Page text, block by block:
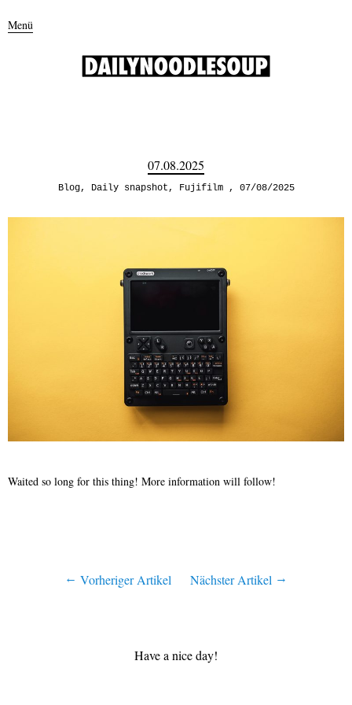
Menü
07.08.2025
Blog, Daily snapshot, Fujifilm 07/08/2025
Waited so long for this thing! More information will follow!
Vorheriger Artikel Nächster Artikel
Have a nice day!